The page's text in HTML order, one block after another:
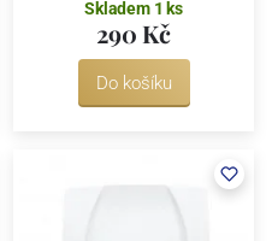
Skladem 1 ks
290 Kč
Do košíku